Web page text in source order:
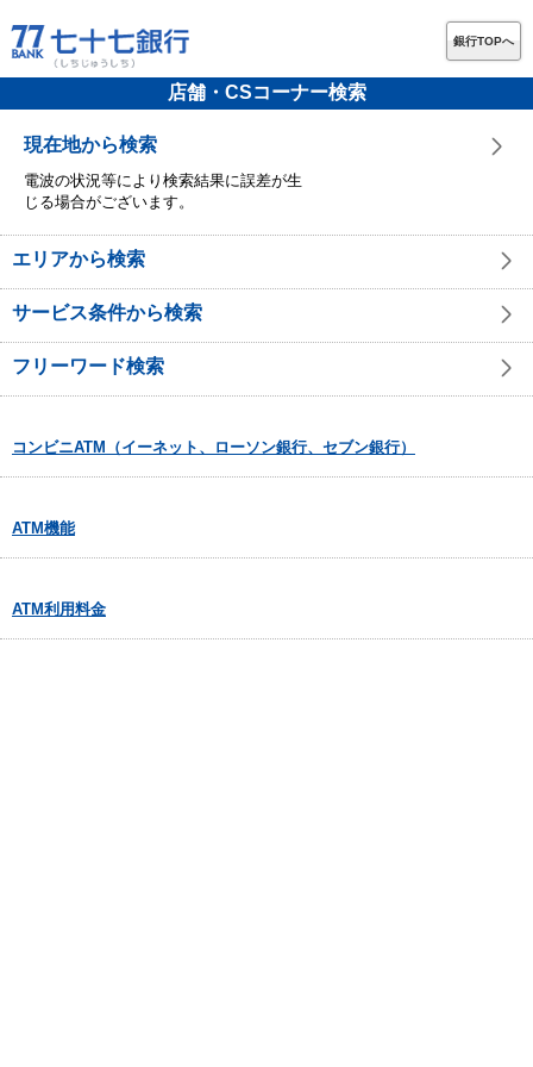
銀行TOPへ
店舗・CSコーナー検索
現在地から検索
電波の状況等により検索結果に誤差が生
じる場合がございます。
エリアから検索
サービス条件から検索
フリーワード検索
コンビニATM（イーネット、ローソン銀行、セブン銀行）
ATM機能
ATM利用料金